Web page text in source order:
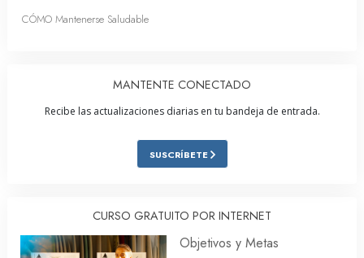
CÓMO Mantenerse Saludable
MANTENTE CONECTADO
Recibe las actualizaciones diarias en tu bandeja de entrada.
SUSCRÍBETE
CURSO GRATUITO POR INTERNET
Objetivos y Metas